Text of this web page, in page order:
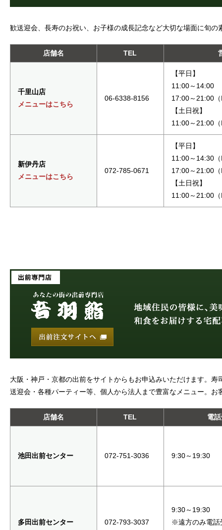
歓送迎会、長寿のお祝い、お子様の成長記念など大切な場面に旬
店舗名 TEL
千里山店
メニューはこちら
06-6338-8156
【平日】
11:00～14:00
17:00～21:00
【土日祝】
11:00～21:00
新伊丹店
メニューはこちら
072-785-0671
【平日】
11:00～14:30
17:00～21:00
【土日祝】
11:00～21:00
大阪・神戸・京都の出前をサイトからもお申込みいただけます。
送迎会・各種パーティー等、個人から法人まで豊富なメニュー。
店舗名 TEL 電
池田出前センター 072-751-3036 9:30～19:30
多田出前センター 072-793-3037
9:30～19:30
※遠方のみ電話